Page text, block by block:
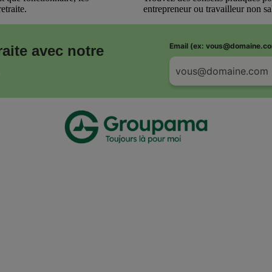
entrepreneur ou travailleur non
avec notre
Email (ex: